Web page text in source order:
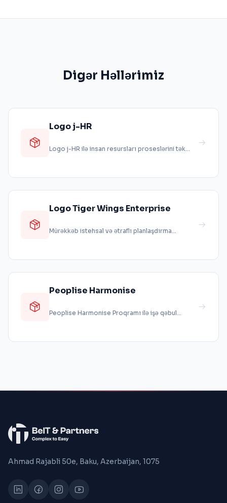
Digər Həllərimiz
Logo j-HR
Logo j-HR ilə insan resursları proseslərini tək
Logo Tiger Wings Enterprise
Mürəkkəb istehsal və ətraflı planlaşdırma
Peoplise Harmonise
Peoplise Harmonise Proqramı ilə işə qəbul
Ahmad Rajabli 50e, Baku, Azerbaijan, 1075